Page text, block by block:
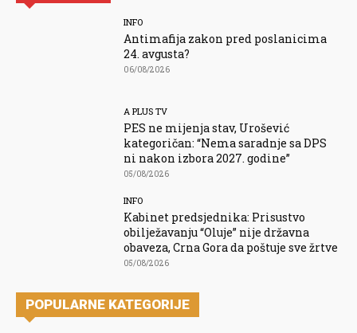
INFO
Antimafija zakon pred poslanicima
24. avgusta?
06/08/2026
A PLUS TV
PES ne mijenja stav, Urošević
kategoričan: “Nema saradnje sa DPS
ni nakon izbora 2027. godine”
05/08/2026
INFO
Kabinet predsjednika: Prisustvo
obilježavanju “Oluje” nije državna
obaveza, Crna Gora da poštuje sve žrtve
05/08/2026
POPULARNE KATEGORIJE